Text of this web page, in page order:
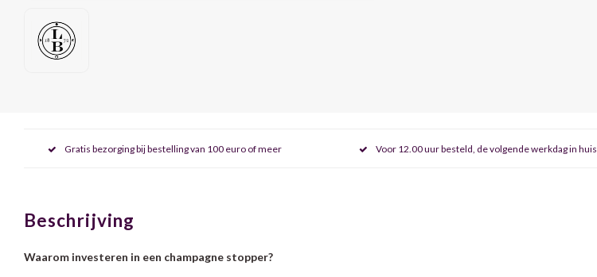
Gratis bezorging bij bestelling van 100 euro of meer Voor 12.00 uur besteld, de volgende werkdag in huis
Beschrijving
Waarom investeren in een champagne stopper?